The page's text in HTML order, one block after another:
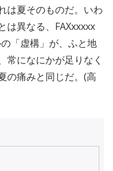
は夏そのものだ。いわ
は異なる、FAXxxxxx
「虚構」が、ふと地
常になにかが足りなく
の痛みと同じだ。(高